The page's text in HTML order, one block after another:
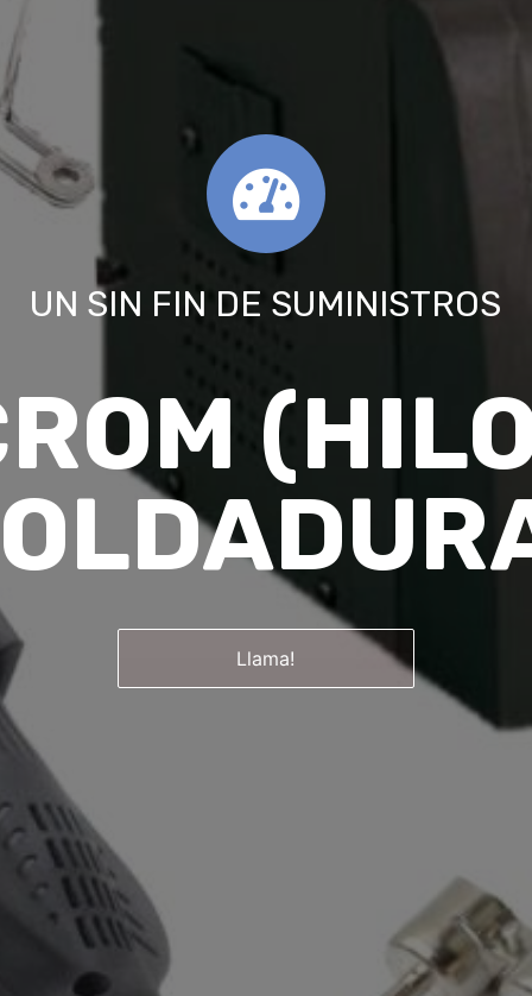
UN SIN FIN DE SUMINISTROS